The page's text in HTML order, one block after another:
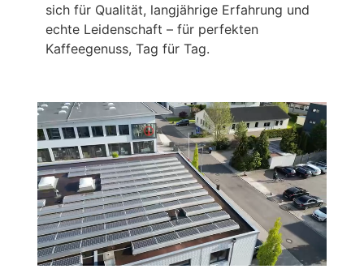
sich für Qualität, langjährige Erfahrung und
echte Leidenschaft – für perfekten
Kaffeegenuss, Tag für Tag.